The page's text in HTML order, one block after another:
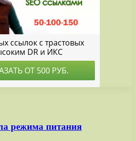
режима питания